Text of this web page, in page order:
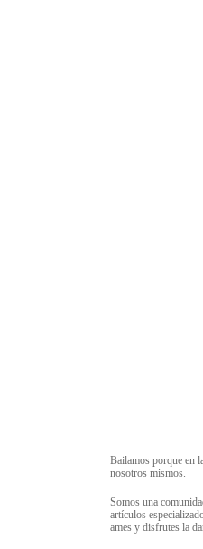
Bailamos porque en
nosotros mismos.
Somos una
artículos
ames y disfrutes la